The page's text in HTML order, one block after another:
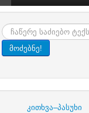
ძიება
მოძებნე!
კითხვა–პასუხი